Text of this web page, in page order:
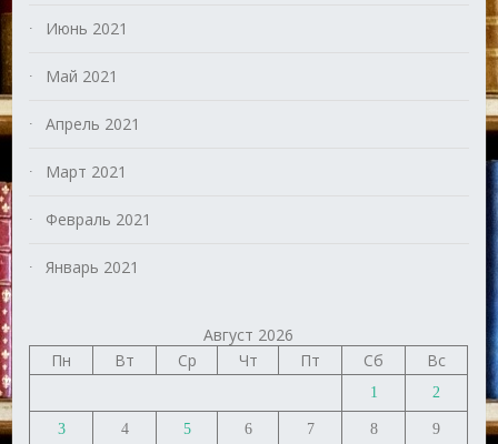
Июнь 2021
Май 2021
Апрель 2021
Март 2021
Февраль 2021
Январь 2021
Август 2026
Пн
Вт Ср Чт Пт Сб Вс
1 2
3 4 5 6 7 8 9